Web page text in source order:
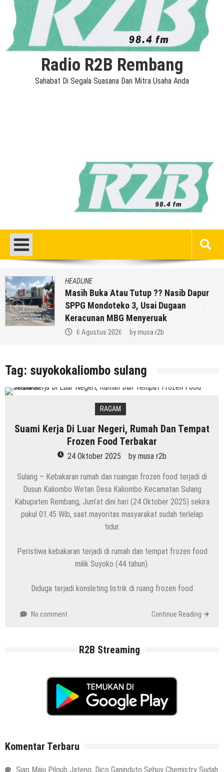
Radio R2B Rembang
Sahabat Di Segala Suasana Dan Mitra Usaha Anda
HEADLINE
Masih Buka Atau Tutup ?? Nasib Dapur
SPPG Mondoteko 3, Usai Dugaan
Keracunan MBG Menyeruak
6 Agustus 2026 bymusa r2b
Tag: suyokokaliombo sulang
RAGAM
Suami Kerja Di Luar Negeri, Rumah Dan Tempat
Frozen Food Terbakar
24 Oktober 2025 by musa r2b
Sulang – Kebakaran rumah dan ruangan frozen food terjadi di
Dusun Kaliombo Wetan Desa Kaliombo Kecamatan Sulang
Kabupaten Rembang, Jum’at dini hari (24 Oktober 2025) sekira
pukul 01.45 Wib, saat mayoritas masyarakat sudah terlelap
tidur.
Peristiwa kebakaran terjadi di rumah dan tempat frozen food
milik Suyoko (44 tahun).
Diduga terjadi konsleting listrik di ruang frozen food
No comment Continue Reading
R2B Streaming
Komentar Terbaru
Siap Maju Pilgub Jateng, Dico Ganinduto Sebuy Chemistry Sudah